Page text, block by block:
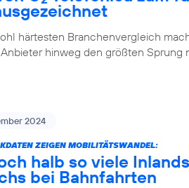
härtesten Branchenvergleich
hinweg den größten Sprung
2024
ZEIGEN MOBILITÄTSWANDEL:
halb so viele
bei Bahnfahrten